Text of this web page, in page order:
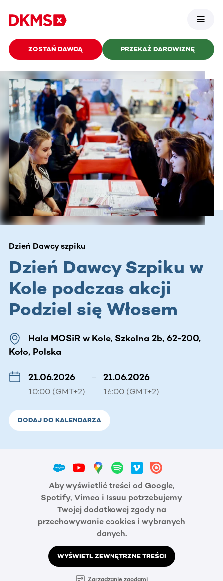
ZOSTAŃ DAWCĄ PRZEKAŻ DAROWIZNĘ
Dzień Dawcy szpiku
Dzień Dawcy Szpiku w
Kole podczas akcji
Podziel się Włosem
Hala MOSiR w Kole, Szkolna 2b, 62-200,
Koło, Polska
21.06.2026
10:00 (GMT+2)
– 21.06.2026
16:00 (GMT+2)
DODAJ DO KALENDARZA
Aby wyświetlić treści od Google,
Spotify, Vimeo i Issuu potrzebujemy
Twojej dodatkowej zgody na
przechowywanie cookies i wybranych
danych.
WYŚWIETL ZEWNĘTRZNE TREŚCI
Zarządzanie zgodami